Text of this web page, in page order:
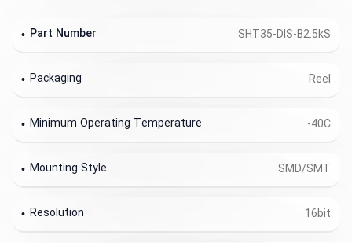
SHT35-DIS-B2.5kS
Part Number
Reel
Packaging
-40C
Minimum Operating Temperature
SMD/SMT
Mounting Style
16bit
Resolution